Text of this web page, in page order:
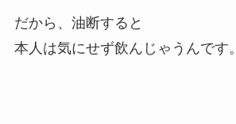
だから、油断すると
本人は気にせず飲んじゃうんです。